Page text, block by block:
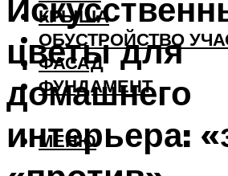
КРЫША
ОБУСТРОЙСТВО
ФАСАД
ФУНДАМЕНТ
МЕНЮ
цветы для
домашнего
интерьера: